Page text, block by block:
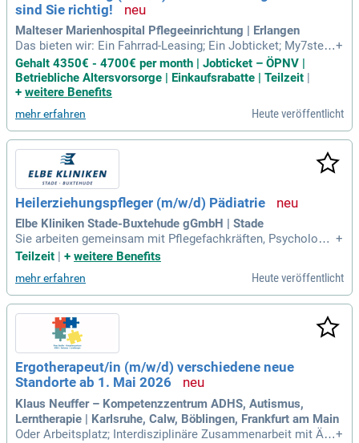
sind Sie richtig!
Malteser Marienhospital Pflegeeinrichtung | Erlangen
Das bieten wir: Ein Fahrrad-Leasing; Ein Jobticket; My7step
Akut-Psychologen; Pünktlicher und verlässlicher Dienstplan
zum 15. des Vormonats; Sie erhalten eine betriebliche Alter
svorsorge; Vorteilsportal mit exklusiven Einkaufsrabatten;
+
Gehalt 4350€ - 4700€ per month | Jobticket – ÖPNV |
Betriebliche Altersvorsorge | Einkaufsrabatte | Teilzeit |
+ weitere Benefits
mehr erfahren Heute veröffentlicht
Heilerziehungspfleger (m/w/d) Pädiatrie
Elbe Kliniken Stade-Buxtehude gGmbH | Stade
Sie arbeiten gemeinsam mit Pflegefachkräften, Psychologe
n/-innen und Ärzten/-innen in einem multiprofessionellen Te
on der Ihnen anvertrauten Patienten/-innen.
+
Teilzeit
+ weitere Benefits
mehr erfahren Heute veröffentlicht
Ergotherapeut/in (m/w/d) verschiedene neue
Standorte ab 1. Mai 2026
Klaus Neuffer – Kompetenzzentrum ADHS, Autismus,
Lerntherapie | Karlsruhe, Calw, Böblingen, Frankfurt am Main
Oder Arbeitsplatz; Interdisziplinäre Zusammenarbeit mit Ärz+